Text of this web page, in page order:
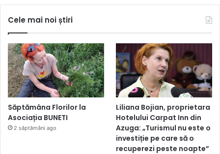
Cele mai noi știri
Săptămâna Florilor la
Asociația BUNETI
2 săptămâni ago
Liliana Bojian, proprietara
Hotelului Carpat Inn din
Azuga: „Turismul nu este o
investiție pe care să o
recuperezi peste noapte”